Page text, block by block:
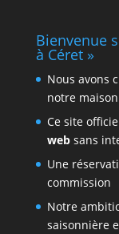
Bienvenue
à Céret »
Nous avons
notre
Ce site
websans
Une
commission
Notre
saisonnière